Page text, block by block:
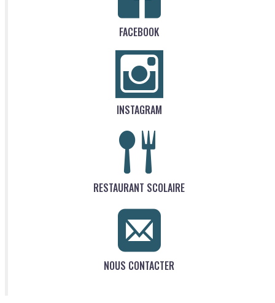
FACEBOOK
INSTAGRAM
RESTAURANT SCOLAIRE
NOUS CONTACTER